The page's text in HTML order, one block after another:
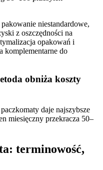
niestandardowe,
z oszczędności na
opakowań i
komplementarne do
obniża koszty
daje najszybsze
miesięczny przekracza 50–
terminowość,